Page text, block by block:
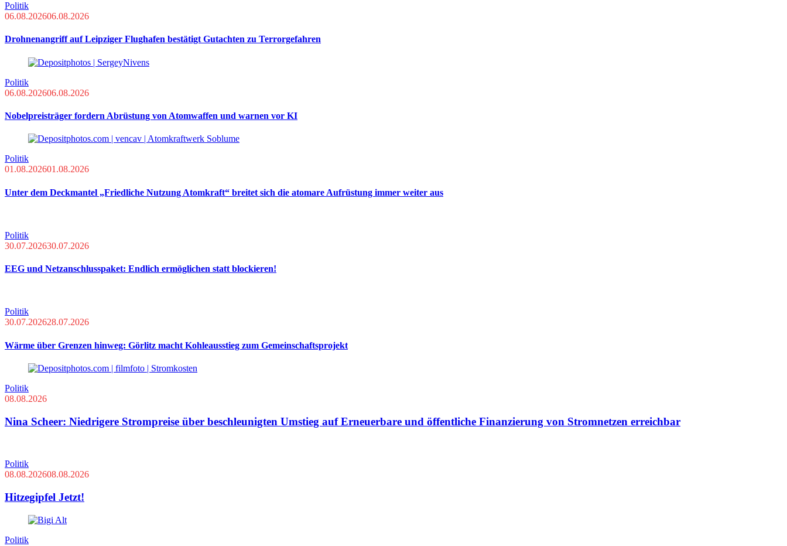
Politik
06.08.202606.08.2026
Drohnenangriff auf Leipziger Flughafen bestätigt Gutachten zu Terrorgefahren
Politik
06.08.202606.08.2026
Nobelpreisträger fordern Abrüstung von Atomwaffen und warnen vor KI
Politik
01.08.202601.08.2026
Unter dem Deckmantel „Friedliche Nutzung Atomkraft“ breitet sich die atomare Aufrüstung immer weiter aus
Politik
30.07.202630.07.2026
EEG und Netzanschlusspaket: Endlich ermöglichen statt blockieren!
Politik
30.07.202628.07.2026
Wärme über Grenzen hinweg: Görlitz macht Kohleausstieg zum Gemeinschaftsprojekt
Politik
08.08.2026
Nina Scheer: Niedrigere Strompreise über beschleunigten Umstieg auf Erneuerbare und öffentliche Finanzierung von Stromnetzen erreichbar
Politik
08.08.202608.08.2026
Hitzegipfel Jetzt!
Politik